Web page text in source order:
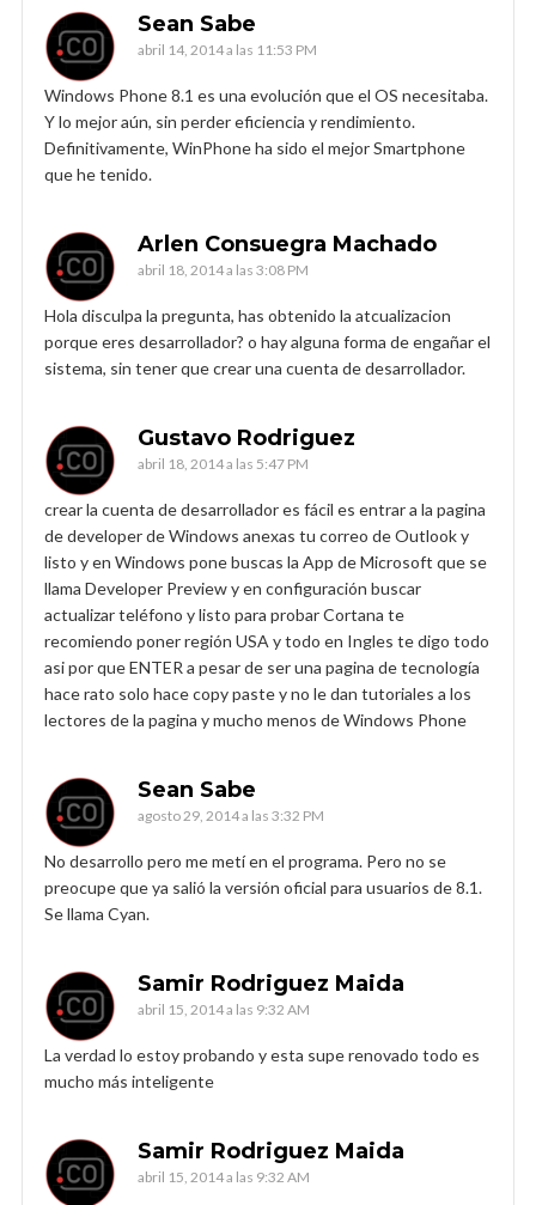
Sean Sabe
abril 14, 2014 a las 11:53 PM
Windows Phone 8.1 es una evolución que el OS necesitaba.
Y lo mejor aún, sin perder eficiencia y rendimiento.
Definitivamente, WinPhone ha sido el mejor Smartphone
que he tenido.
Arlen Consuegra Machado
abril 18, 2014 a las 3:08 PM
Hola disculpa la pregunta, has obtenido la atcualizacion
porque eres desarrollador? o hay alguna forma de engañar el
sistema, sin tener que crear una cuenta de desarrollador.
Gustavo Rodriguez
abril 18, 2014 a las 5:47 PM
crear la cuenta de desarrollador es fácil es entrar a la pagina
de developer de Windows anexas tu correo de Outlook y
listo y en Windows pone buscas la App de Microsoft que se
llama Developer Preview y en configuración buscar
actualizar teléfono y listo para probar Cortana te
recomiendo poner región USA y todo en Ingles te digo todo
asi por que ENTER a pesar de ser una pagina de tecnología
hace rato solo hace copy paste y no le dan tutoriales a los
lectores de la pagina y mucho menos de Windows Phone
Sean Sabe
agosto 29, 2014 a las 3:32 PM
No desarrollo pero me metí en el programa. Pero no se
preocupe que ya salió la versión oficial para usuarios de 8.1.
Se llama Cyan.
Samir Rodriguez Maida
abril 15, 2014 a las 9:32 AM
La verdad lo estoy probando y esta supe renovado todo es
mucho más inteligente
Samir Rodriguez Maida
abril 15, 2014 a las 9:32 AM